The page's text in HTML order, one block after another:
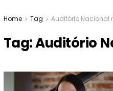
Home Tag Auditório Nacional
Tag:Auditório